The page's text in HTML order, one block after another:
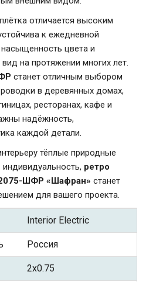
отличается высоким
к ежедневной
насыщенность цвета и
на протяжении многих лет.
станет отличным выбором
в деревянных домах,
ресторанах, кафе и
надёжность,
каждой детали.
тёплые природные
индивидуальность, ретро
ШФР «Шафран» станет
для вашего проекта.
Interior Electric
Россия
2x0.75